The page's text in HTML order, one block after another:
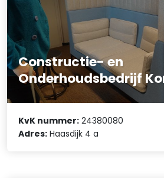
Constructie- en
Onderhoudsbedrijf
KvK nummer: 24380080
Adres: Haasdijk 4 a